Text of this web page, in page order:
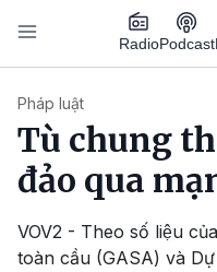
Nhảy đến nội dung
RadioPodcast
Pháp luật
Tù chung
đảo qua
VOV2 - Theo số liệu
toàn cầu (GASA) và